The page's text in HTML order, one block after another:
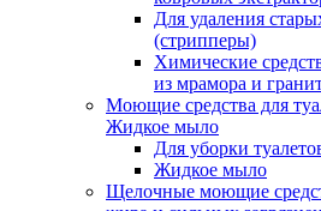
Для удаления
(стрипперы)
Химические
из мрамора и
Моющие средства для
Жидкое мыло
Для уборки
Жидкое мыло
Щелочные моющие